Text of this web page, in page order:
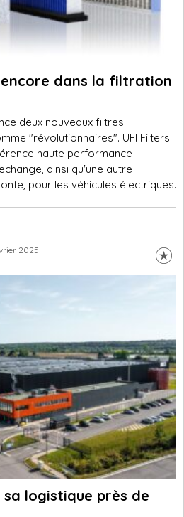
encore dans la filtration
deux nouveaux filtres
"révolutionnaires". UFI Filters
haute performance
ainsi qu'une autre
pour les véhicules électriques.
2025
logistique près de